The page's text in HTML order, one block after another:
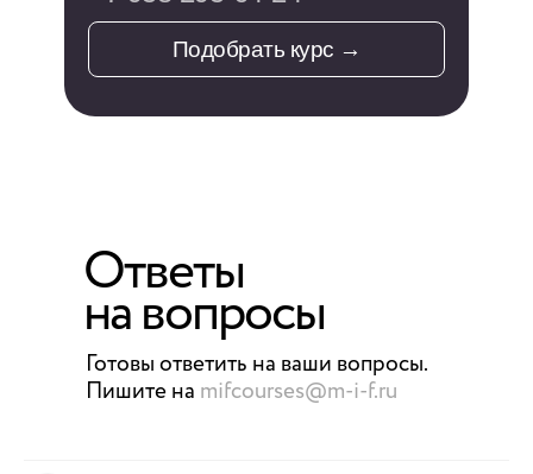
Подобрать курс →
Ответы
на вопросы
Готовы ответить на ваши вопросы.
Пишите на mifcourses@m-i-f.ru